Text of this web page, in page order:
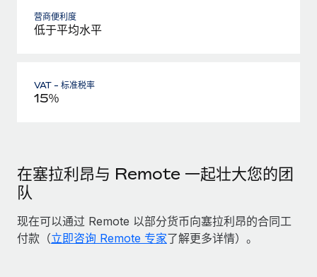
营商便利度
低于平均水平
VAT - 标准税率
15％
在塞拉利昂与 Remote 一起壮大您的团
队
现在可以通过 Remote 以部分货币向塞拉利昂的合同工
付款（立即咨询 Remote 专家了解更多详情）。